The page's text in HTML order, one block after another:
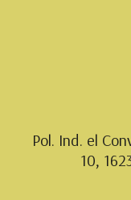
Pol. Ind. el
10,